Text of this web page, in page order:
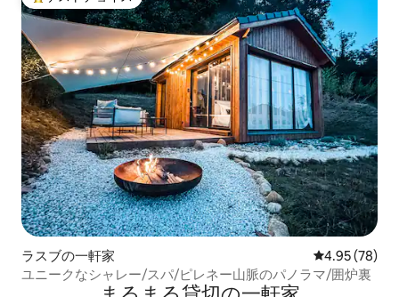
大好評のゲストチョイスです。
ラスブの一軒家 レビュー78
4.95 (78)
ユニークなシャレー/スパ/ピレネー山脈のパノラマ/囲炉裏